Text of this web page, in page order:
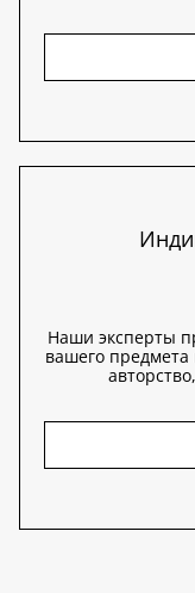
Наши эксперты
вашего предмета